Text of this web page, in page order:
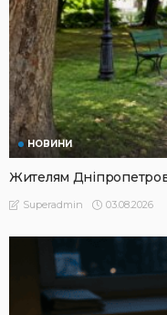
НОВИНИ
Жителям
Superadmin 03.08.2026